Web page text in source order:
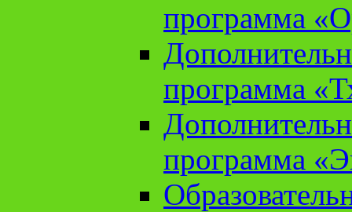
программа
программа
программа